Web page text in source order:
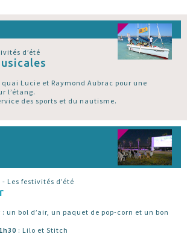
d’été
quai Lucie et Raymond Aubrac pour une
l’étang.
des sports et du nautisme.
Les festivités d’été
un bol d’air, un paquet de pop-corn et un bon
: Lilo et Stitch